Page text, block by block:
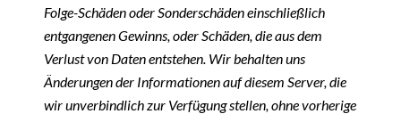
Folge-Schäden oder Sonderschäden einschließlich
entgangenen Gewinns, oder Schäden, die aus dem
Verlust von Daten entstehen. Wir behalten uns
Änderungen der Informationen auf diesem Server, die
wir unverbindlich zur Verfügung stellen, ohne vorherige